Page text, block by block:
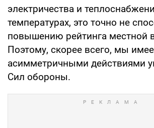
электричества и
температурах, это точно не
повышению рейтинга местной
Поэтому, скорее всего, мы
асимметричными действиями
Сил обороны.